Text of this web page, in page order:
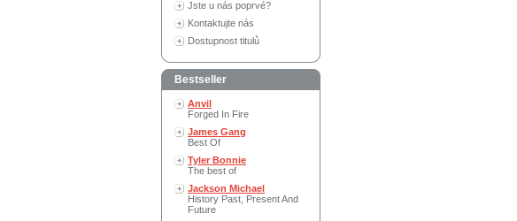
Jste u nás poprvé?
Kontaktujte nás
Dostupnost titulů
Bestseller
Anvil
Forged In Fire
James Gang
Best Of
Tyler Bonnie
The best of
Jackson Michael
History Past, Present And
Future